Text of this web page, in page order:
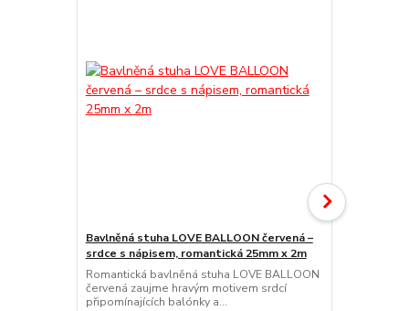
Bavlněná stuha LOVE BALLOON červená –
srdce s nápisem, romantická 25mm x 2m
Romantická bavlněná stuha LOVE BALLOON
červená zaujme hravým motivem srdcí
připomínajících balónky a...